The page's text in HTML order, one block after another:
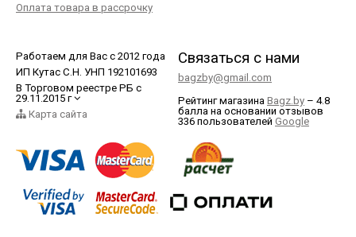
Оплата товара в рассрочку
Работаем для Вас с 2012 года
ИП Кутас С.Н. УНП 192101693
В Торговом реестре РБ с
29.11.2015 г
Карта сайта
Связаться с нами
bagzby@gmail.com
Рейтинг магазина Bagz.by – 4.8
балла на основании отзывов
336 пользователей Google